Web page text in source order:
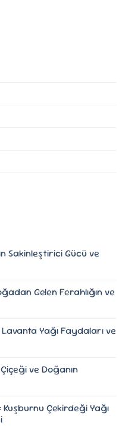
Sakinleştirici Gücü ve
Gelen Ferahlığın ve
Yağı Faydaları ve
ve Doğanın
Çekirdeği Yağı